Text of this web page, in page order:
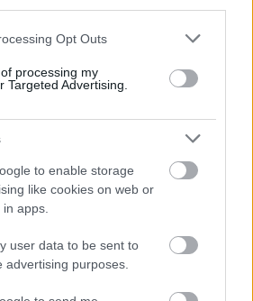
app uses one or more Google
or usage behaviour. You may click to
to Google and its third-party tags to
specified purposes in below Google
Opt Outs
processing my
Targeted Advertising.
to enable storage
like cookies on web or
apps.
user data to be sent to
advertising purposes.
34. praznik šoferjev in
energije za regeneracijo
za urejanje trate
Odkrij Most na Soči